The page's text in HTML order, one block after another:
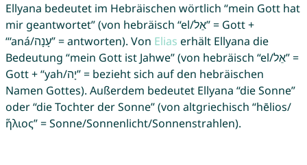
Ellyana bedeutet im Hebräischen wörtlich “mein Gott hat
mir geantwortet” (von hebräisch “el/אֵל” = Gott +
“‘aná/עָנָה” = antworten). Von Elias erhält Ellyana die
Bedeutung “mein Gott ist Jahwe” (von hebräisch “el/אֵל” =
Gott + “yah/יָה” = bezieht sich auf den hebräischen
Namen Gottes). Außerdem bedeutet Ellyana “die Sonne”
oder “die Tochter der Sonne” (von altgriechisch “hēlios/
ἥλιος” = Sonne/Sonnenlicht/Sonnenstrahlen).